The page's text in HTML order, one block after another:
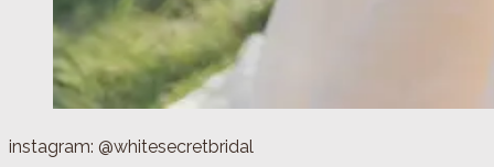
instagram: @whitesecretbridal